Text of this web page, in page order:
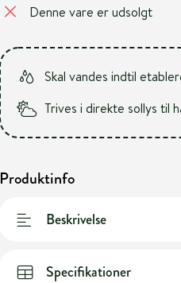
Denne vare er udsolgt
Skal vandes indtil
Trives i direkte sollys til
Produktinfo
Beskrivelse
Specifikationer